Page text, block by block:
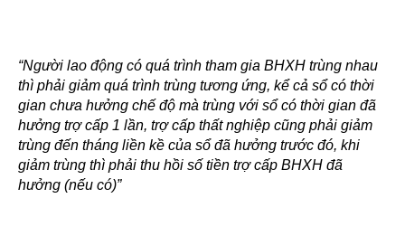
“Người lao động có quá trình tham gia BHXH trùng nhau
thì phải giảm quá trình trùng tương ứng, kể cả sổ có thời
gian chưa hưởng chế độ mà trùng với sổ có thời gian đã
hưởng trợ cấp 1 lần, trợ cấp thất nghiệp cũng phải giảm
trùng đến tháng liền kề của sổ đã hưởng trước đó, khi
giảm trùng thì phải thu hồi số tiền trợ cấp BHXH đã
hưởng (nếu có)”